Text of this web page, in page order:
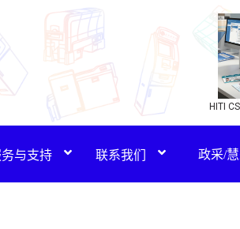
HITI
务与支持 联系我们 政采/